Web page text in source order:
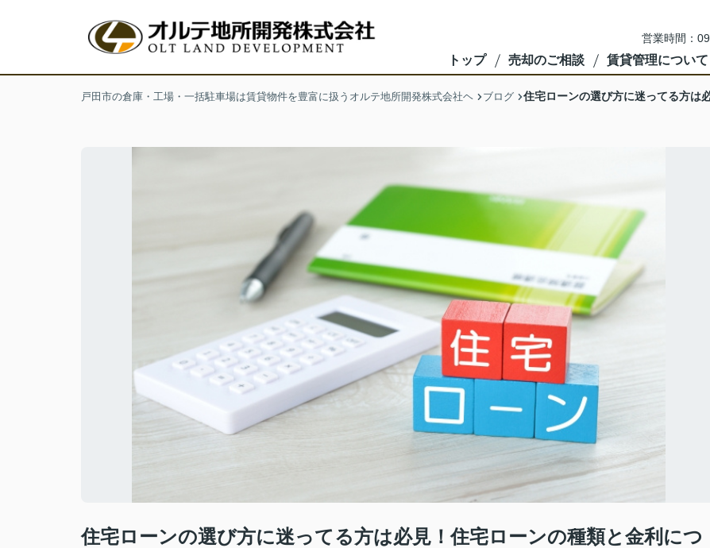
営業時間：
トップ 売却のご相談 賃貸管理について
戸田市の倉庫・工場・一括駐車場は賃貸物件を豊富に扱うオルテ地所開発株式会社ヘ ブログ 住宅ローンの選び方に迷ってる方は
住宅ローンの選び方に迷ってる方は必見！住宅ローンの種類と金利につ